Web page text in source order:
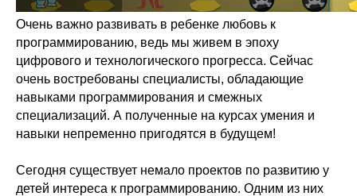
Очень важно развивать в ребенке любовь к
программированию, ведь мы живем в эпоху
цифрового и технологического прогресса. Сейчас
очень востребованы специалисты, обладающие
навыками программирования и смежных
специализаций. А полученные на курсах умения и
навыки непременно пригодятся в будущем!
Сегодня существует немало проектов по развитию у
детей интереса к программированию. Одним из них